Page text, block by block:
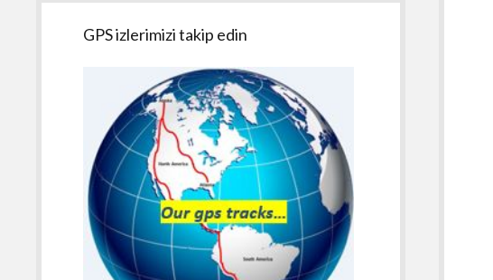
GPS izlerimizi takip edin